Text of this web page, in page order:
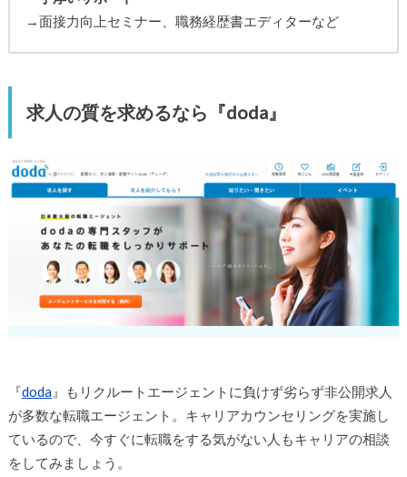
→面接力向上セミナー、職務経歴書エディターなど
求人の質を求めるなら『doda』
『doda』もリクルートエージェントに負けず劣らず非公開求人
が多数な転職エージェント。キャリアカウンセリングを実施し
ているので、今すぐに転職をする気がない人もキャリアの相談
をしてみましょう。